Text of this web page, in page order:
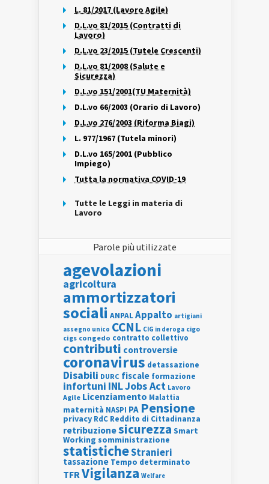
L. 81/2017 (Lavoro Agile)
D.L.vo 81/2015 (Contratti di
Lavoro)
D.L.vo 23/2015 (Tutele Crescenti)
D.L.vo 81/2008 (Salute e
Sicurezza)
D.L.vo 151/2001(TU Maternità)
D.L.vo 66/2003 (Orario di Lavoro)
D.L.vo 276/2003 (Riforma Biagi)
L. 977/1967 (Tutela minori)
D.L.vo 165/2001 (Pubblico
Impiego)
Tutta la normativa COVID-19
Tutte le Leggi in materia di
Lavoro
Parole più utilizzate
agevolazioni
agricoltura
ammortizzatori
sociali ANPALAppalto artigiani
assegno unico CCNL CIG in deroga cigo
cigs congedo contratto collettivo
contributi controversie
coronavirus detassazione
Disabili DURC fiscale formazione
infortuni INLJobs Act Lavoro
Agile Licenziamento Malattia
maternità NASPI PA Pensione
privacy RdC Reddito di Cittadinanza
retribuzionesicurezza Smart
Working somministrazione
statisticheStranieri
tassazione Tempo determinato
TFRVigilanza Welfare